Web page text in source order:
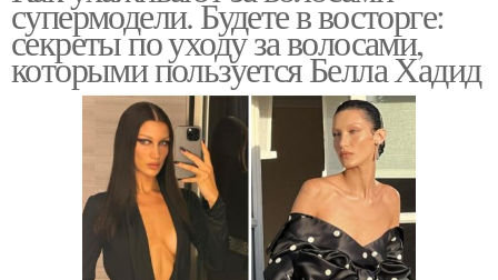
супермодели. Будете в восторге:
секреты по уходу за волосами,
которыми пользуется Белла Хадид